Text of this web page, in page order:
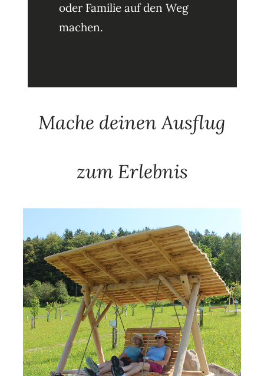
oder Familie auf den Weg
machen.
Mache deinen Ausflug
zum Erlebnis